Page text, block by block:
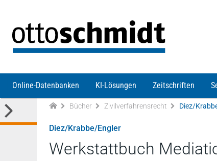
Online-Datenbanken KI-Lösungen Zeitschriften
Bücher Zivilverfahrensrecht Diez/
Diez/Krabbe/Engler
Werkstattbuch